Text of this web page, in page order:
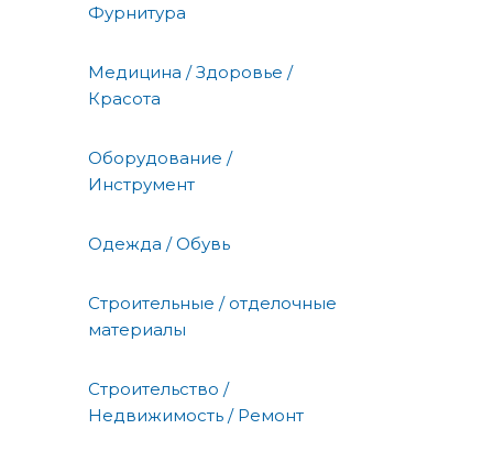
Фурнитура
Медицина / Здоровье /
Красота
Оборудование /
Инструмент
Одежда / Обувь
Строительные / отделочные
материалы
Строительство /
Недвижимость / Ремонт